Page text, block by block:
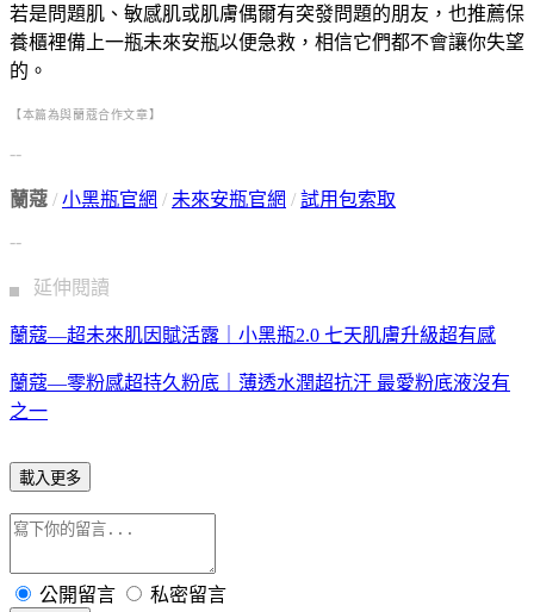
若是問題肌、敏感肌或肌膚偶爾有突發問題的朋友，也推薦保
養櫃裡備上一瓶未來安瓶以便急救，相信它們都不會讓你失望
的。
【本篇為與蘭蔻合作文章】
--
蘭蔻 / 小黑瓶官網 / 未來安瓶官網 / 試用包索取
--
▖ 延伸閱讀
蘭蔻—超未來肌因賦活露｜小黑瓶2.0 七天肌膚升級超有感
蘭蔻—零粉感超持久粉底｜薄透水潤超抗汗 最愛粉底液沒有
之一
載入更多
公開留言 私密留言